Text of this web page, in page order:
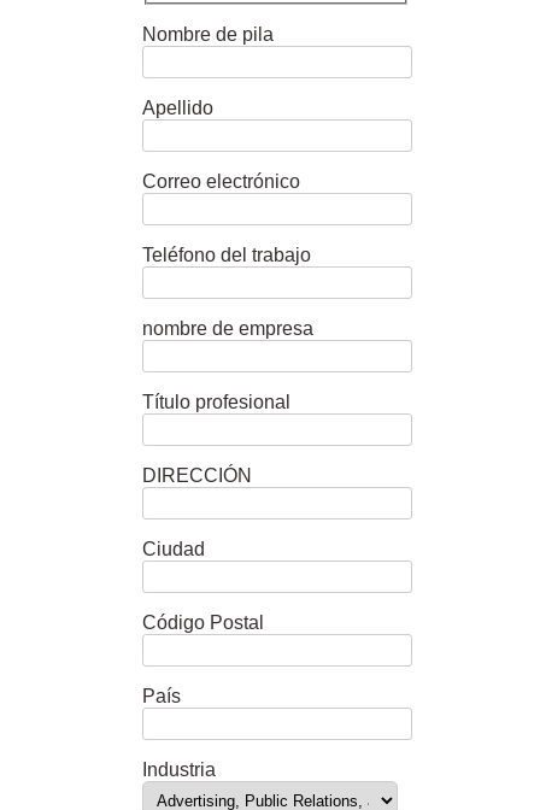
Nombre de pila
Apellido
Correo electrónico
Teléfono del trabajo
nombre de empresa
Título profesional
DIRECCIÓN
Ciudad
Código Postal
País
Industria